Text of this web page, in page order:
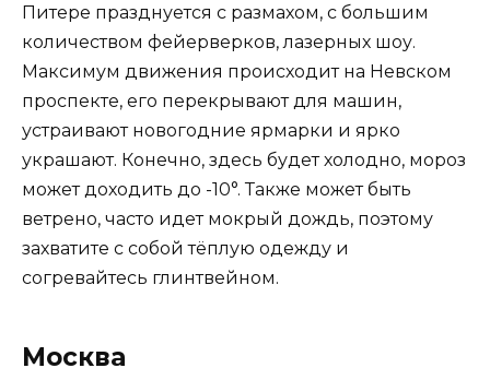
Питере празднуется с размахом, с большим
количеством фейерверков, лазерных шоу.
Максимум движения происходит на Невском
проспекте, его перекрывают для машин,
устраивают новогодние ярмарки и ярко
украшают. Конечно, здесь будет холодно, мороз
может доходить до -10°. Также может быть
ветрено, часто идет мокрый дождь, поэтому
захватите с собой тёплую одежду и
согревайтесь глинтвейном.
Москва